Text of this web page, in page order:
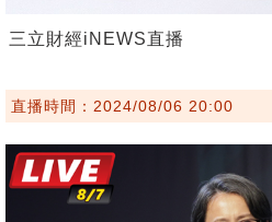
三立財經iNEWS直播
直播時間：2024/08/06 20:00